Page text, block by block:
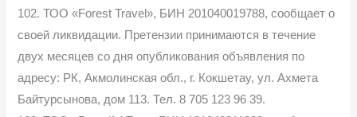
102. ТОО «Forest Travel», БИН 201040019788, сообщает о
своей ликвидации. Претензии принимаются в течение
двух месяцев со дня опубликования объявления по
адресу: РК, Акмолинская обл., г. Кокшетау, ул. Ахмета
Байтурсынова, дом 113. Тел. 8 705 123 96 39.